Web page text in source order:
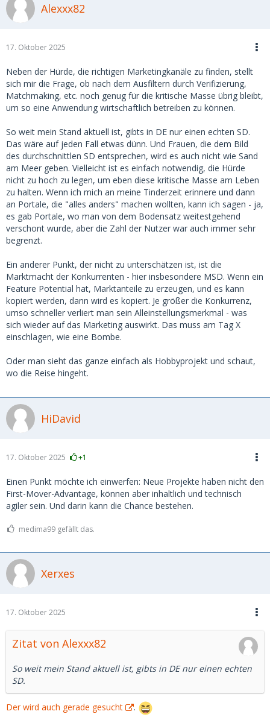
Alexxx82
17. Oktober 2025
Neben der Hürde, die richtigen Marketingkanäle zu finden, stellt
sich mir die Frage, ob nach dem Ausfiltern durch Verifizierung,
Matchmaking, etc. noch genug für die kritische Masse übrig bleibt,
um so eine Anwendung wirtschaftlich betreiben zu können.
So weit mein Stand aktuell ist, gibts in DE nur einen echten SD.
Das wäre auf jeden Fall etwas dünn. Und Frauen, die dem Bild
des durchschnittlen SD entsprechen, wird es auch nicht wie Sand
am Meer geben. Vielleicht ist es einfach notwendig, die Hürde
nicht zu hoch zu legen, um eben diese kritische Masse am Leben
zu halten. Wenn ich mich an meine Tinderzeit erinnere und dann
an Portale, die "alles anders" machen wollten, kann ich sagen - ja,
es gab Portale, wo man von dem Bodensatz weitestgehend
verschont wurde, aber die Zahl der Nutzer war auch immer sehr
begrenzt.
Ein anderer Punkt, der nicht zu unterschätzen ist, ist die
Marktmacht der Konkurrenten - hier insbesondere MSD. Wenn ein
Feature Potential hat, Marktanteile zu erzeugen, und es kann
kopiert werden, dann wird es kopiert. Je größer die Konkurrenz,
umso schneller verliert man sein Alleinstellungsmerkmal - was
sich wieder auf das Marketing auswirkt. Das muss am Tag X
einschlagen, wie eine Bombe.
Oder man sieht das ganze einfach als Hobbyprojekt und schaut,
wo die Reise hingeht.
HiDavid
17. Oktober 2025 +1
Einen Punkt möchte ich einwerfen: Neue Projekte haben nicht den
First-Mover-Advantage, können aber inhaltlich und technisch
agiler sein. Und darin kann die Chance bestehen.
medima99 gefällt das.
Xerxes
17. Oktober 2025
Zitat von Alexxx82
So weit mein Stand aktuell ist, gibts in DE nur einen echten
SD.
Der wird auch gerade gesucht .